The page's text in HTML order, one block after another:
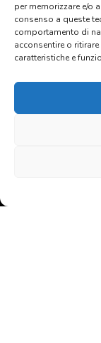
per memorizzare e/o
consenso a queste
comportamento di
acconsentire o
caratteristiche e
Newsletter
Privacy:
© 2020 - 2026